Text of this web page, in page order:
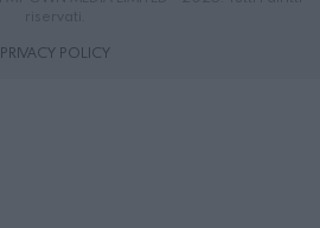
PRIVACY POLICY